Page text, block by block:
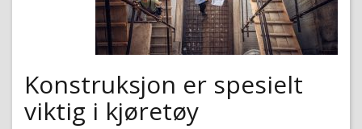
Konstruksjon er spesielt
viktig i kjøretøy